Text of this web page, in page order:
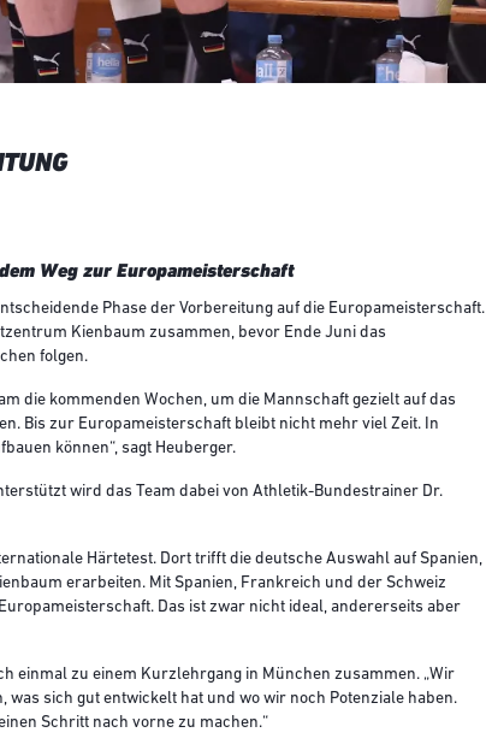
Weg zur Europameisterschaft
Phase der Vorbereitung auf die Europameisterschaft.
Kienbaum zusammen, bevor Ende Juni das
folgen.
die kommenden Wochen, um die Mannschaft gezielt auf das
Bis zur Europameisterschaft bleibt nicht mehr viel Zeit. In
können“, sagt Heuberger.
wird das Team dabei von Athletik-Bundestrainer Dr.
Härtetest. Dort trifft die deutsche Auswahl auf Spanien,
erarbeiten. Mit Spanien, Frankreich und der Schweiz
Das ist zwar nicht ideal, andererseits aber
einmal zu einem Kurzlehrgang in München zusammen. „Wir
sich gut entwickelt hat und wo wir noch Potenziale haben.
Schritt nach vorne zu machen.“